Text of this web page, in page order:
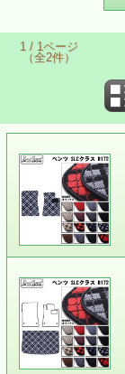
1 / 1ページ
（全2件）